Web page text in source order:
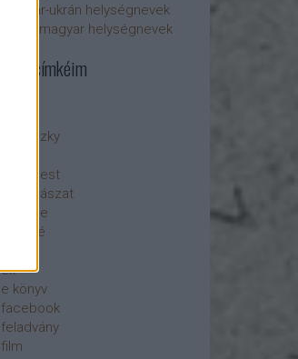
Magyar-ukrán helységnevek
Ukrán-magyar helységnevek
Főbb címkéim
berniczky
Budapest
csillagászat
csönge
digitálé
ex
e könyv
facebook
feladvány
film